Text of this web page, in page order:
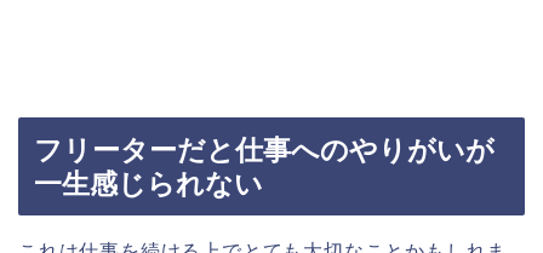
フリーターだと仕事へのやりがいが
一生感じられない